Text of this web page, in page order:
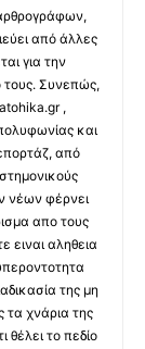
από άλλες
για την
τους. Συνεπώς,
,
και
από
νέων φέρνει
απο τους
ειναι αληθεια
της μη
τα χνάρια της
θέλει το πεδίο